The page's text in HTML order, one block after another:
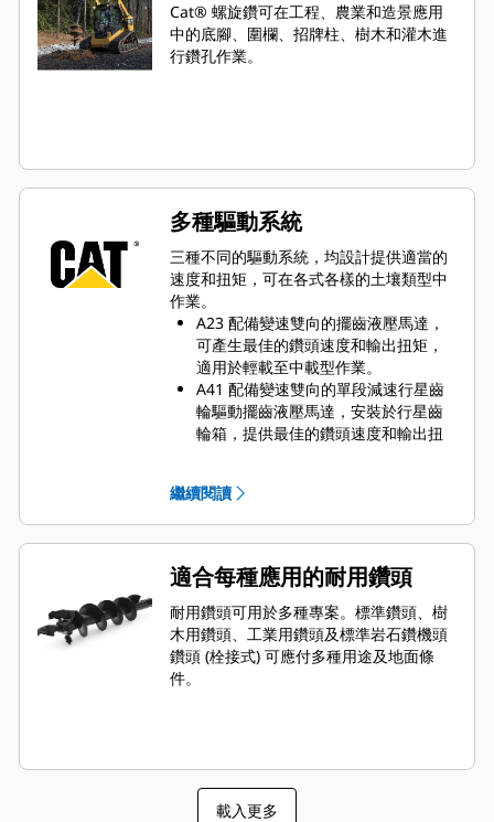
Cat® 螺旋鑽可在工程、農業和造景應用
中的底腳、圍欄、招牌柱、樹木和灌木進
行鑽孔作業。
多種驅動系統
三種不同的驅動系統，均設計提供適當的
速度和扭矩，可在各式各樣的土壤類型中
作業。
A23 配備變速雙向的擺齒液壓馬達，
可產生最佳的鑽頭速度和輸出扭矩，
適用於輕載至中載型作業。
A41 配備變速雙向的單段減速行星齒
輪驅動擺齒液壓馬達，安裝於行星齒
輪箱，提供最佳的鑽頭速度和輸出扭
輪驅動液壓齒輪馬達，安裝於行星齒
輪箱，提供最佳的鑽頭速度和輸出扭
矩，適合因應重載型的高性能鑽孔需
求。
繼續閱讀
適合每種應用的耐用鑽頭
耐用鑽頭可用於多種專案。標準鑽頭、樹
木用鑽頭、工業用鑽頭及標準岩石鑽機頭
鑽頭 (栓接式) 可應付多種用途及地面條
件。
載入更多